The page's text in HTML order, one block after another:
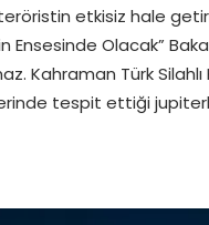
etkisiz hale
Olacak”
Kahraman Türk Silahlı
tespit ettiği